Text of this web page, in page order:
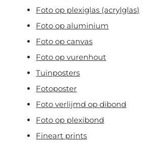
Foto op plexiglas (acrylglas)
Foto op aluminium
Foto op canvas
Foto op vurenhout
Tuinposters
Fotoposter
Foto verlijmd op dibond
Foto op plexibond
Fineart prints